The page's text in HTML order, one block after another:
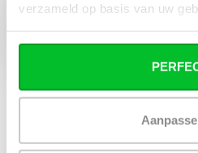
verzameld op basis van uw